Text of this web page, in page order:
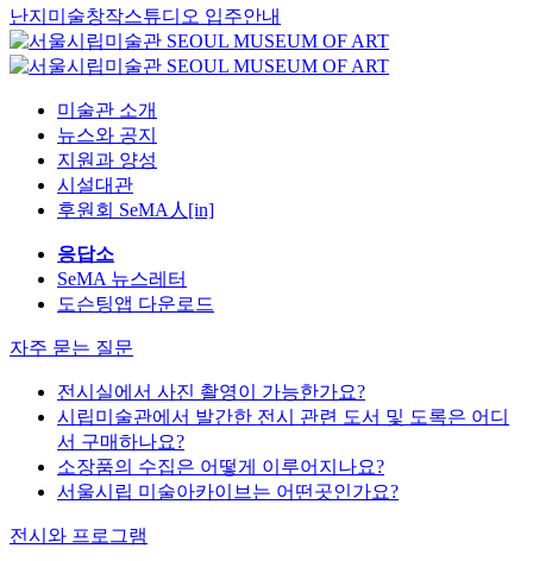
난지미술창작스튜디오 입주안내
미술관 소개
뉴스와 공지
지원과 양성
시설대관
후원회 SeMA人[in]
응답소
SeMA 뉴스레터
도슨팅앱 다운로드
자주 묻는 질문
전시실에서 사진 촬영이 가능한가요?
시립미술관에서 발간한 전시 관련 도서 및 도록은 어디
서 구매하나요?
소장품의 수집은 어떻게 이루어지나요?
서울시립 미술아카이브는 어떤곳인가요?
전시와 프로그램